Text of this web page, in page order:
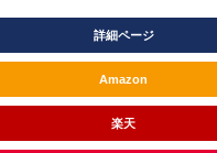
詳細ページ
Amazon
楽天